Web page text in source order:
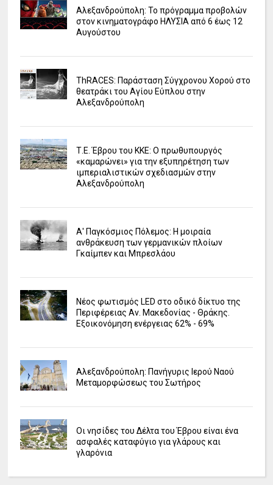
Αλεξανδρούπολη: Το πρόγραμμα προβολών
στον κινηματογράφο ΗΛΥΣΙΑ από 6 έως 12
Αυγούστου
ΤhRACES: Παράσταση Σύγχρονου Χορού στο
θεατράκι του Αγίου Εύπλου στην
Αλεξανδρούπολη
Τ.Ε. Έβρου του ΚΚΕ: Ο πρωθυπουργός
«καμαρώνει» για την εξυπηρέτηση των
ιμπεριαλιστικών σχεδιασμών στην
Αλεξανδρούπολη
Α' Παγκόσμιος Πόλεμος: Η μοιραία
ανθράκευση των γερμανικών πλοίων
Γκαίμπεν και Μπρεσλάου
Νέος φωτισμός LED στο οδικό δίκτυο της
Περιφέρειας Αν. Μακεδονίας - Θράκης.
Εξοικονόμηση ενέργειας 62% - 69%
Αλεξανδρούπολη: Πανήγυρις Ιερού Ναού
Μεταμορφώσεως του Σωτήρος
Οι νησίδες του Δέλτα του Έβρου είναι ένα
ασφαλές καταφύγιο για γλάρους και
γλαρόνια